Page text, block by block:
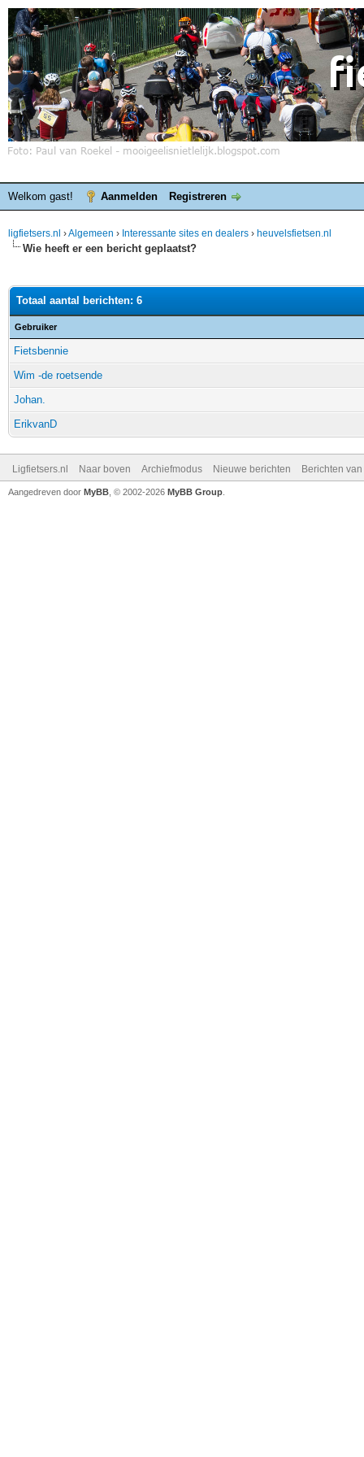
Welkom gast! Aanmelden Registreren
ligfietsers.nl ›Algemeen › Interessante sites en dealers › heuvelsfietsen.nl
Wie heeft er een bericht geplaatst?
Totaal aantal berichten: 6
Gebruiker
Fietsbennie
Wim -de roetsende
Johan.
ErikvanD
Ligfietsers.nl Naar boven Archiefmodus Nieuwe berichten Berichten
Aangedreven door MyBB , © 2002-2026 MyBB Group